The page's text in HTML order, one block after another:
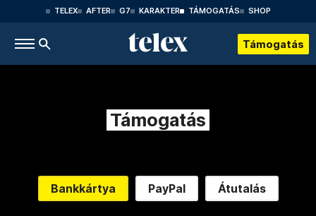
TELEX AFTER G7 KARAKTER TÁMOGATÁS SHOP
Támogatás
Támogatás
Bankkártya PayPal Átutalás